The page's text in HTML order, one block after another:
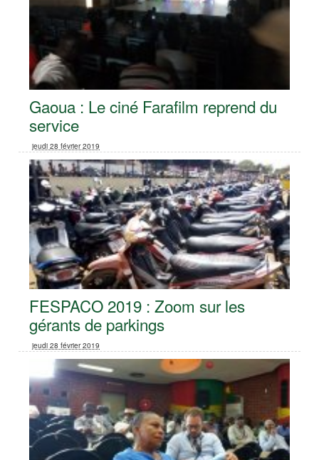
Gaoua : Le ciné Farafilm reprend du
service
jeudi 28 février 2019
FESPACO 2019 : Zoom sur les
gérants de parkings
jeudi 28 février 2019